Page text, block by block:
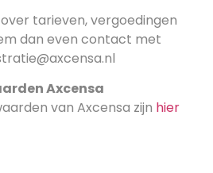
tarieven, vergoedingen
dan even contact met
Axcensa
van Axcensa zijn hier